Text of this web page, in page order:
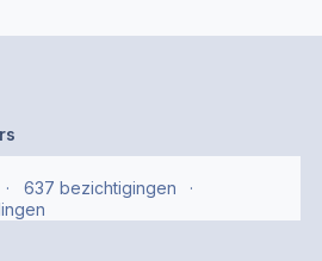
637 bezichtigingen